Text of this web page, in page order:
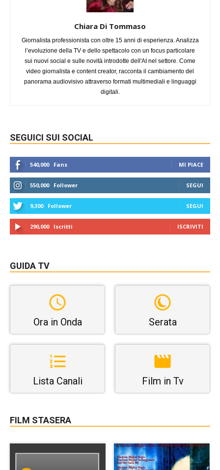
Chiara Di Tommaso
Giornalista professionista con oltre 15 anni di esperienza. Analizza
l’evoluzione della TV e dello spettacolo con un focus particolare
sui nuovi social e sulle novità introdotte dell'AI nel settore. Come
video giornalista e content creator, racconta il cambiamento del
panorama audiovisivo attraverso formati multimediali e linguaggi
digitali.
SEGUICI SUI SOCIAL
540,000 Fans MI PIACE
550,000 Follower SEGUI
9,300 Follower SEGUI
290,000 Iscritti ISCRIVITI
GUIDA TV
Ora in Onda Serata
Lista Canali Film in Tv
FILM STASERA